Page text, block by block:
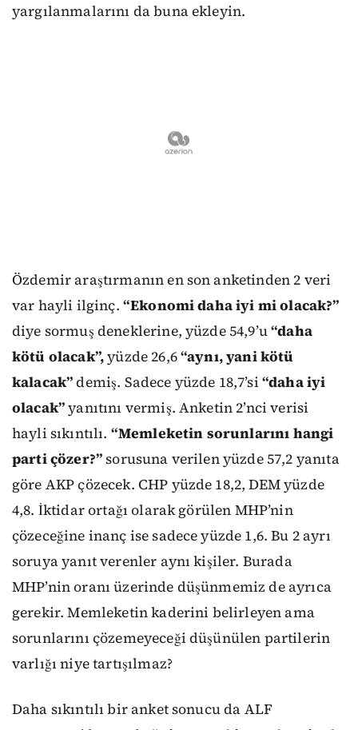
yargılanmalarını da buna ekleyin.
Özdemir araştırmanın en son anketinden 2 veri
var hayli ilginç. “Ekonomi daha iyi mi olacak?”
diye sormuş deneklerine, yüzde 54,9’u“daha
kötü olacak”,yüzde 26,6“aynı, yani kötü
kalacak”demiş. Sadece yüzde 18,7’si “daha iyi
olacak”yanıtını vermiş. Anketin 2’nci verisi
hayli sıkıntılı. “Memleketin sorunlarını hangi
parti çözer?”sorusuna verilen yüzde 57,2 yanıta
göre AKP çözecek. CHP yüzde 18,2, DEM yüzde
4,8. İktidar ortağı olarak görülen MHP’nin
çözeceğine inanç ise sadece yüzde 1,6. Bu 2 ayrı
soruya yanıt verenler aynı kişiler. Burada
MHP’nin oranı üzerinde düşünmemiz de ayrıca
gerekir. Memleketin kaderini belirleyen ama
sorunlarını çözemeyeceği düşünülen partilerin
varlığı niye tartışılmaz?
Daha sıkıntılı bir anket sonucu da ALF